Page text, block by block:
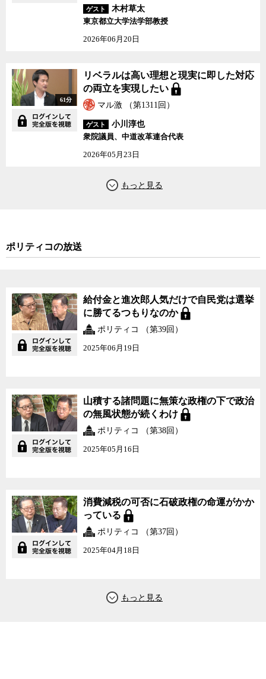
券を売り続けている。パーティ券が違法な裏金作りに使われている
事実があるのなら、せめてこれが浄化されない限り、政治が国民の
信頼を取り戻すこともないだろうし、岸田政権の支持率が上向くこ
ゲスト
木村草太
東京都立大学法学部教授
2026年06月20日
61分
リベラルは高い理想と現実に即した対応
の両立を実現したい
マル激 （第1311回）
ゲスト
小川淳也
衆院議員、中道改革連合代表
2026年05月23日
ポリティコの放送
給付金と進次郎人気だけで自民党は選挙
に勝てるつもりなのか
ポリティコ （第39回）
2025年06月19日
山積する諸問題に無策な政権の下で政治
の無風状態が続くわけ
ポリティコ （第38回）
2025年05月16日
消費減税の可否に石破政権の命運がかか
っている
ポリティコ （第37回）
2025年04月18日